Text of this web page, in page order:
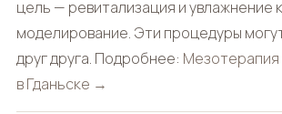
цель — ревитализация и увлажнение
моделирование. Эти процедуры
друг друга. Подробнее: Мезотерапия
в Гданьске →